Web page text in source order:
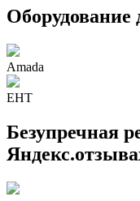
Amada
EHT
Безупречная